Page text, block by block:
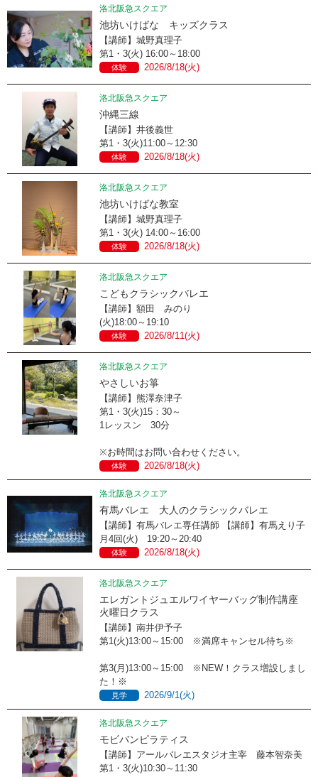
洛北阪急スクエア
池坊いけばな キッズクラス
【講師】城野真理子
第1・3(火) 16:00～18:00
体験 2026/8/18(火)
洛北阪急スクエア
沖縄三線
【講師】井後義世
第1・3(火)11:00～12:30
体験 2026/8/18(火)
洛北阪急スクエア
池坊いけばな教室
【講師】城野真理子
第1・3(火) 14:00～16:00
体験 2026/8/18(火)
洛北阪急スクエア
こどもクラシックバレエ
【講師】額田 みのり
(火)18:00～19:10
体験 2026/8/11(火)
洛北阪急スクエア
やさしいお箏
【講師】熊澤奈津子
第1・3(火)15：30～
1レッスン 30分
※お時間はお問い合わせください。
体験 2026/8/18(火)
洛北阪急スクエア
有馬バレエ 大人のクラシックバレエ
【講師】有馬バレエ専任講師 【講師】有馬えり子
月4回(火) 19:20～20:40
体験 2026/8/18(火)
洛北阪急スクエア
エレガントジュエルワイヤーバッグ制作講座
火曜日クラス
【講師】南井伊予子
第1(火)13:00～15:00 ※満席キャンセル待ち※
第3(月)13:00～15:00 ※NEW！クラス増設しまし
た！※
見学 2026/9/1(火)
洛北阪急スクエア
モビバンピラティス
【講師】アールバレエスタジオ主宰 藤本智奈美
第1・3(火)10:30～11:30